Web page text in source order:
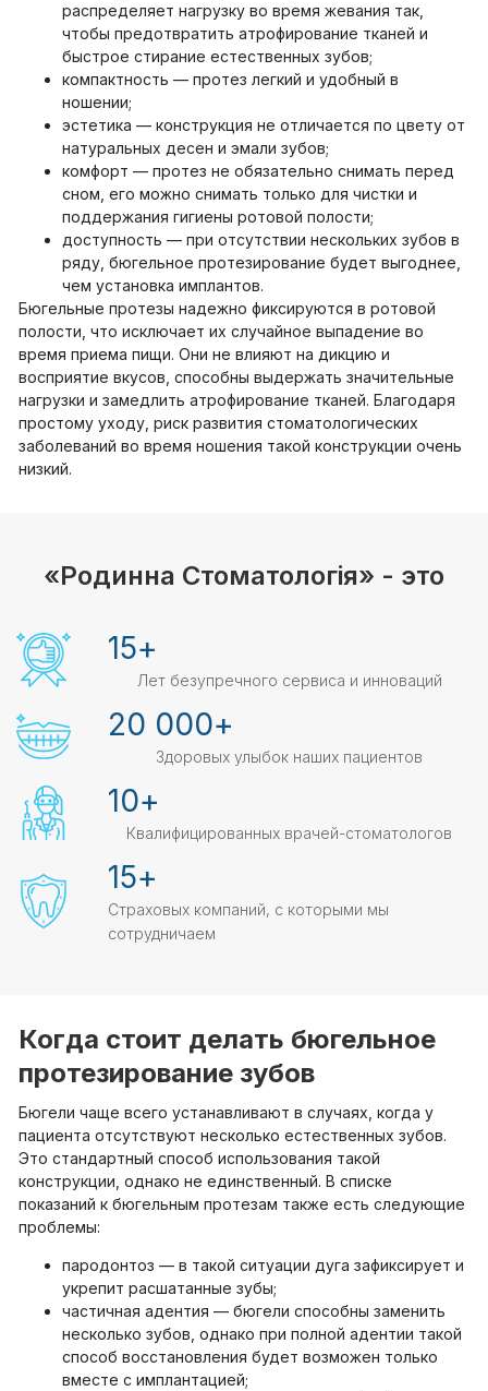
распределяет нагрузку во время жевания так,
чтобы предотвратить атрофирование тканей и
быстрое стирание естественных зубов;
компактность — протез легкий и удобный в
ношении;
эстетика — конструкция не отличается по цвету от
натуральных десен и эмали зубов;
комфорт — протез не обязательно снимать перед
сном, его можно снимать только для чистки и
поддержания гигиены ротовой полости;
доступность — при отсутствии нескольких зубов в
ряду, бюгельное протезирование будет выгоднее,
чем установка имплантов.
Бюгельные протезы надежно фиксируются в ротовой
полости, что исключает их случайное выпадение во
время приема пищи. Они не влияют на дикцию и
восприятие вкусов, способны выдержать значительные
нагрузки и замедлить атрофирование тканей. Благодаря
простому уходу, риск развития стоматологических
заболеваний во время ношения такой конструкции очень
низкий.
«Родинна Стоматологія» - это
Лет безупречного сервиса и инноваций
15+
Здоровых улыбок наших пациентов
20 000+
Квалифицированных врачей-стоматологов
10+
Страховых компаний, с которыми мы
сотрудничаем
15+
Когда стоит делать бюгельное
протезирование зубов
Бюгели чаще всего устанавливают в случаях, когда у
пациента отсутствуют несколько естественных зубов.
Это стандартный способ использования такой
конструкции, однако не единственный. В списке
показаний к бюгельным протезам также есть следующие
проблемы:
пародонтоз — в такой ситуации дуга зафиксирует и
укрепит расшатанные зубы;
частичная адентия — бюгели способны заменить
несколько зубов, однако при полной адентии такой
способ восстановления будет возможен только
вместе с имплантацией;